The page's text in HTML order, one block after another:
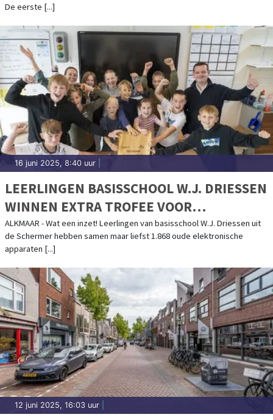
De eerste [...]
16 juni 2025, 8:40 uur
LEERLINGEN BASISSCHOOL W.J. DRIESSEN
WINNEN EXTRA TROFEE VOOR
INZAMELING OUDE APPARATEN
ALKMAAR - Wat een inzet! Leerlingen van basisschool W.J. Driessen uit
de Schermer hebben samen maar liefst 1.868 oude elektronische
apparaten [...]
12 juni 2025, 16:03 uur